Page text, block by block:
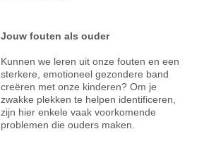
Jouw fouten als ouder
Kunnen we leren uit onze fouten en een
sterkere, emotioneel gezondere band
creëren met onze kinderen? Om je
zwakke plekken te helpen identificeren,
zijn hier enkele vaak voorkomende
problemen die ouders maken.